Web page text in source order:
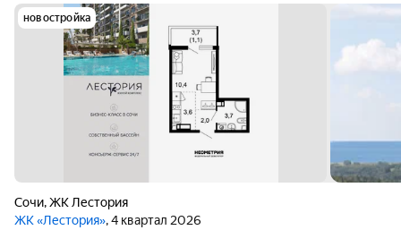
новостройка
Сочи,ЖК Лестория
ЖК «Лестория», 4 квартал 2026